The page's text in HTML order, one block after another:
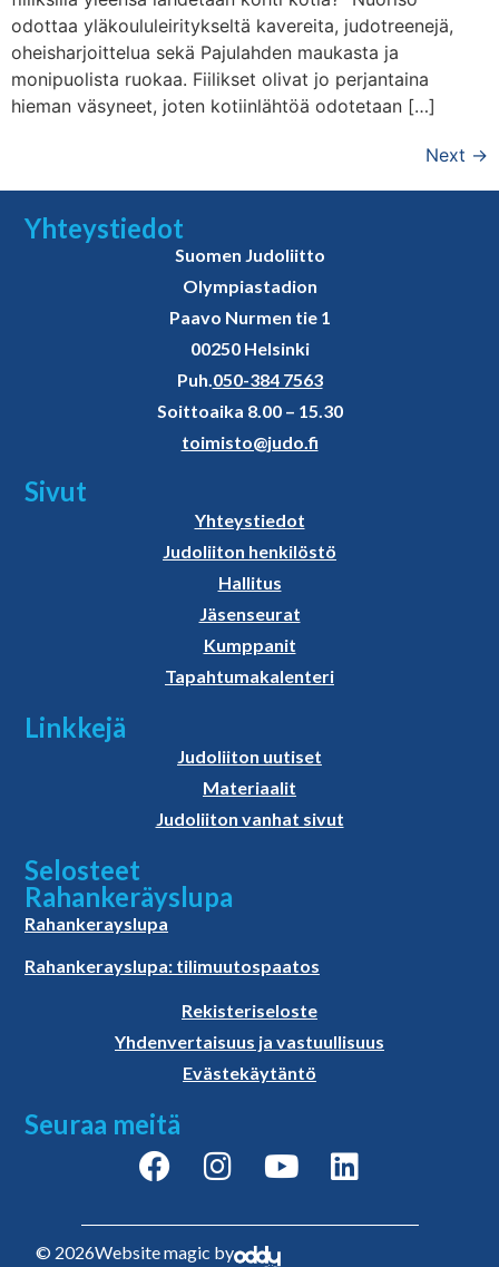
odottaa yläkoululeiritykseltä kavereita, judotreenejä,
oheisharjoittelua sekä Pajulahden maukasta ja
monipuolista ruokaa. Fiilikset olivat jo perjantaina
hieman väsyneet, joten kotiinlähtöä odotetaan […]
Next →
Yhteystiedot
Suomen Judoliitto
Olympiastadion
Paavo Nurmen tie 1
00250 Helsinki
Puh. 050-384 7563
Soittoaika 8.00 – 15.30
toimisto@judo.fi
Sivut
Yhteystiedot
Judoliiton henkilöstö
Hallitus
Jäsenseurat
Kumppanit
Tapahtumakalenteri
Linkkejä
Judoliiton uutiset
Materiaalit
Judoliiton vanhat sivut
Selosteet
Rahankeräyslupa
Rahankerayslupa
Rahankerayslupa: tilimuutospaatos
Rekisteriseloste
Yhdenvertaisuus ja vastuullisuus
Evästekäytäntö
Seuraa meitä
© 2026Website magic by